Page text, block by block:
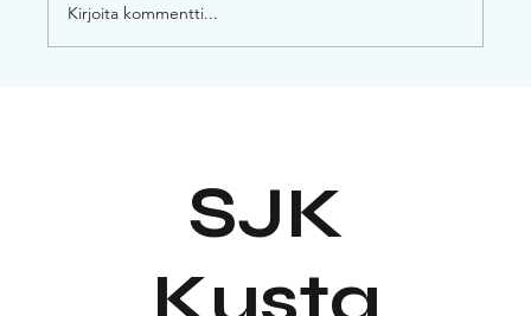
Kirjoita kommentti...
SJK